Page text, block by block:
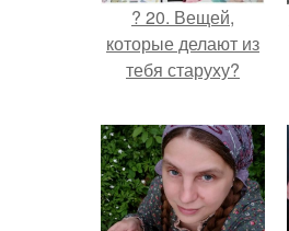
? 20. Вещей,
которые делают из
тебя старуху?